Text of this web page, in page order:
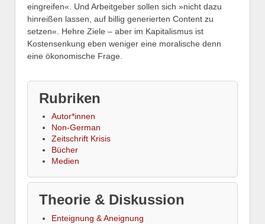
eingreifen«. Und Arbeitgeber sollen sich »nicht dazu
hinreißen lassen, auf billig generierten Content zu
setzen«. Hehre Ziele – aber im Kapitalismus ist
Kostensenkung eben weniger eine moralische denn
eine ökonomische Frage.
Rubriken
Autor*innen
Non-German
Zeitschrift Krisis
Bücher
Medien
Theorie & Diskussion
Enteignung & Aneignung